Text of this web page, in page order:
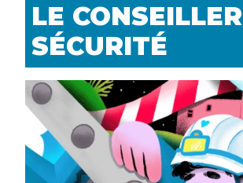
LE
SÉCURITÉ